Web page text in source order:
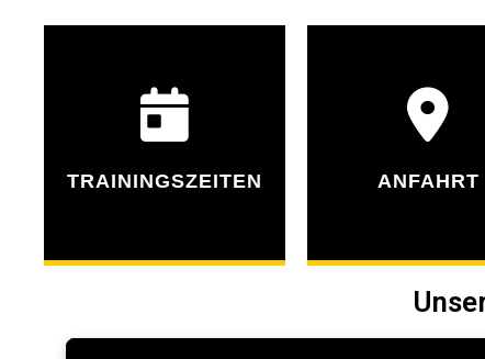
TRAININGSZEITEN ANFAHRT